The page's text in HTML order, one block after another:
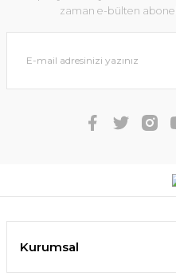
zaman e-bülten
Kurumsal